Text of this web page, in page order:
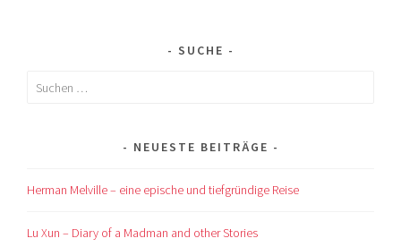
SUCHE
Suchen
NEUESTE BEITRÄGE
Herman Melville – eine epische und tiefgründige Reise
Lu Xun – Diary of a Madman and other Stories